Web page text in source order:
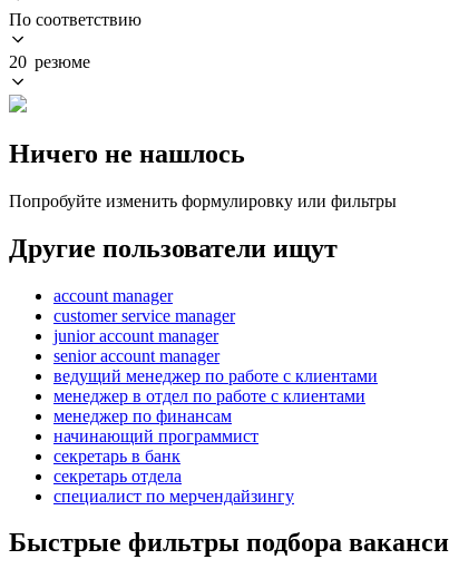
По соответствию
20 резюме
Ничего не нашлось
Попробуйте изменить формулировку или фильтры
Другие пользователи ищут
account manager
customer service manager
junior account manager
senior account manager
ведущий менеджер по работе с клиентами
менеджер в отдел по работе с клиентами
менеджер по финансам
начинающий программист
секретарь в банк
секретарь отдела
специалист по мерчендайзингу
Быстрые фильтры подбора